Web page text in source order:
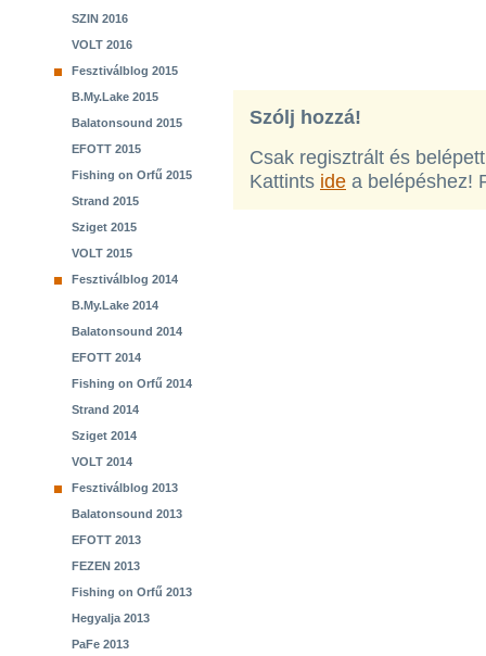
SZIN 2016
VOLT 2016
Fesztiválblog 2015
B.My.Lake 2015
Balatonsound 2015
EFOTT 2015
Fishing on Orfű 2015
Strand 2015
Sziget 2015
VOLT 2015
Fesztiválblog 2014
B.My.Lake 2014
Balatonsound 2014
EFOTT 2014
Fishing on Orfű 2014
Strand 2014
Sziget 2014
VOLT 2014
Fesztiválblog 2013
Balatonsound 2013
EFOTT 2013
FEZEN 2013
Fishing on Orfű 2013
Hegyalja 2013
PaFe 2013
Szólj hozzá!
Csak regisztrált és
Kattints ide a belépéshez!